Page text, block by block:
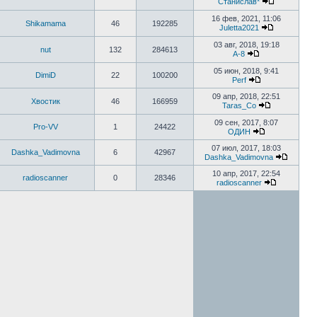
Shikamama 46 192285
16 фев, 2021, 11:06
Juletta2021
nut 132 284613
03 авг, 2018, 19:18
A-8
DimiD 22 100200
05 июн, 2018, 9:41
Perf
Хвостик 46 166959
09 апр, 2018, 22:51
Taras_Co
Pro-VV 1 24422
09 сен, 2017, 8:07
ОДИН
Dashka_Vadimovna 6 42967
07 июл, 2017, 18:03
Dashka_Vadimovna
radioscanner 0 28346
10 апр, 2017, 22:54
radioscanner